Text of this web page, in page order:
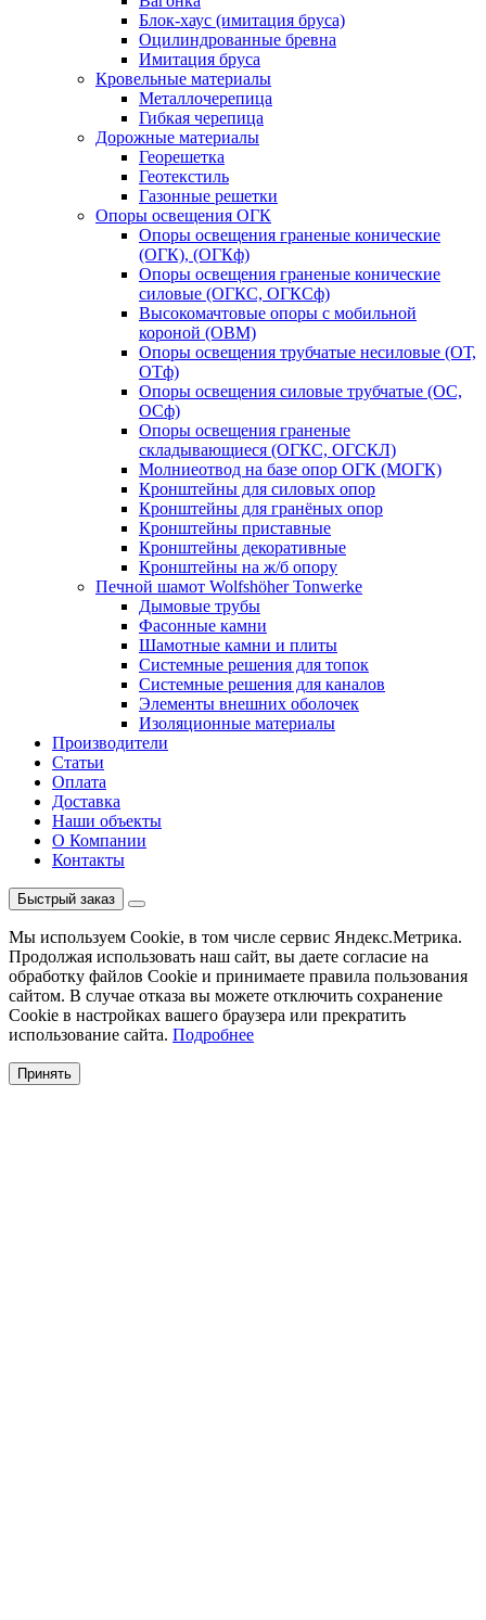
Блок-хаус (имитация бруса)
Оцилиндрованные бревна
Имитация бруса
Кровельные материалы
Металлочерепица
Гибкая черепица
Дорожные материалы
Георешетка
Геотекстиль
Газонные решетки
Опоры освещения ОГК
Опоры освещения граненые конические
(ОГК), (ОГКф)
Опоры освещения граненые конические
силовые (ОГКС, ОГКСф)
Высокомачтовые опоры с мобильной
короной (ОВМ)
Опоры освещения трубчатые несиловые (ОТ,
ОТф)
Опоры освещения силовые трубчатые (ОС,
ОСф)
Опоры освещения граненые
складывающиеся (ОГКС, ОГСКЛ)
Молниеотвод на базе опор ОГК (МОГК)
Кронштейны для силовых опор
Кронштейны для гранёных опор
Кронштейны приставные
Кронштейны декоративные
Кронштейны на ж/б опору
Печной шамот Wolfshöher Tonwerke
Дымовые трубы
Фасонные камни
Шамотные камни и плиты
Системные решения для топок
Системные решения для каналов
Элементы внешних оболочек
Изоляционные материалы
Производители
Статьи
Оплата
Доставка
Наши объекты
О Компании
Контакты
Быстрый заказ
Мы используем Cookie, в том числе сервис Яндекс.Метрика.
Продолжая использовать наш сайт, вы даете согласие на
обработку файлов Cookie и принимаете правила пользования
сайтом. В случае отказа вы можете отключить сохранение
Cookie в настройках вашего браузера или прекратить
использование сайта. Подробнее
Принять